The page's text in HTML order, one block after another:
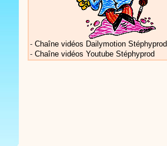
- Chaîne vidéos Dailymotion Stéphyprod
- Chaîne vidéos Youtube Stéphyprod